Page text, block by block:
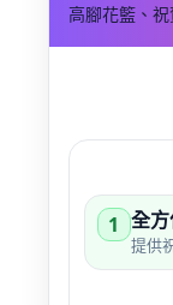
高腳花籃、
1 全
提供